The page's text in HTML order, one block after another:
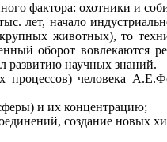
фактора: охотники и
лет, начало
животных), то
оборот вовлекаются
развитию научных знаний.
процессов) человека
и их концентрацию;
создание новых